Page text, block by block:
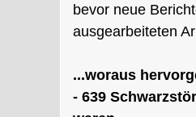
bevor neue
ausgearbeiteten
...woraus
- 639